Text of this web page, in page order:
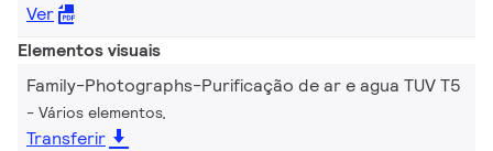
Ver
Elementos visuais
Family-Photographs-Purificação de ar e agua TUV T5
Vários elementos,
Transferir